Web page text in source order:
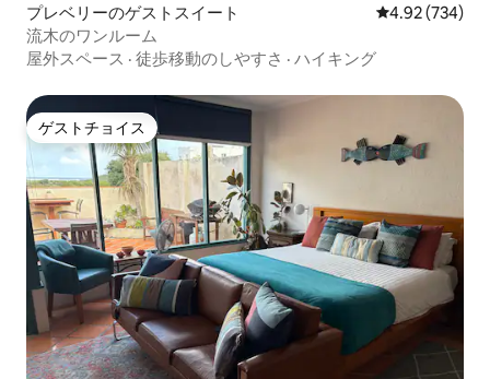
プレベリーのゲストスイート レビュー734
4.92 (734)
流木のワンルーム
屋外スペース · 徒歩移動のしやすさ · ハイキング
ゲストチョイス
ゲストチョイス